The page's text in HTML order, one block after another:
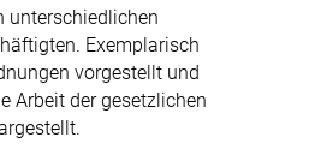
unterschiedlichen
Exemplarisch
vorgestellt und
Arbeit der gesetzlichen